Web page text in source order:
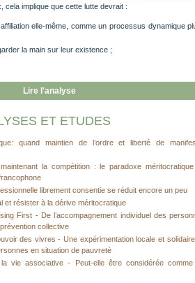
cela implique que cette lutte devrait :
elle-même, comme un processus dynamique
la main sur leur existence ;
Lire l'analyse
ET ETUDES
quand maintien de l’ordre et liberté de
la compétition : le paradoxe
librement consentie se réduit encore un peu
et résister à la dérive méritocratique
First - De l’accompagnement individuel des
collective
des vivres - Une expérimentation locale et
en situation de pauvreté
vie associative - Peut-elle être considérée